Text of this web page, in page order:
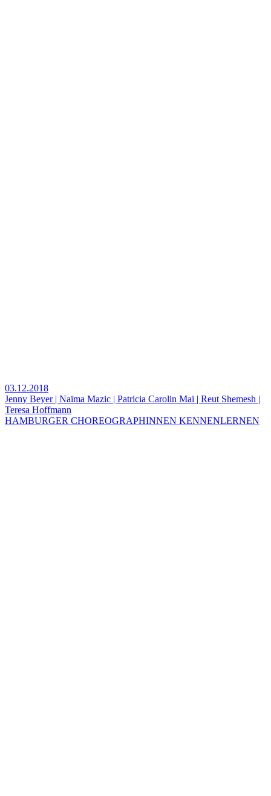
03.12.2018
Jenny Beyer | Naïma Mazic | Patricia Carolin Mai | Reut Shemesh |
Teresa Hoffmann
HAMBURGER CHOREOGRAPHINNEN KENNENLERNEN